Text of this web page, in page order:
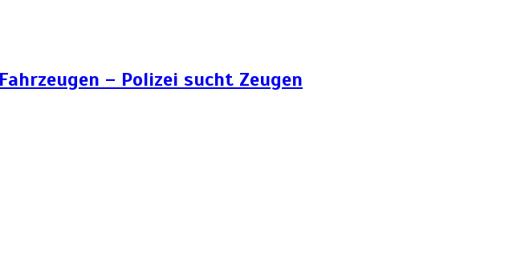
– Polizei sucht Zeugen